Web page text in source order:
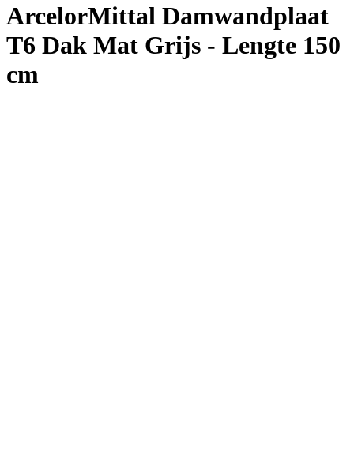
ArcelorMittal Damwandplaat
T6 Dak Mat Grijs - Lengte 150
cm